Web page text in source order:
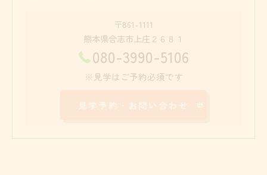
〒861-1111
熊本県合志市上庄２６８１
080-3990-5106
※見学はご予約必須です